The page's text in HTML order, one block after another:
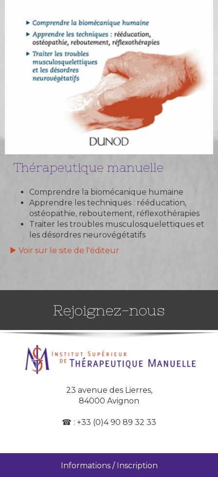
Thérapeutique manuelle
Comprendre la biomécanique humaine
Apprendre les techniques : rééducation,
ostéopathie, reboutement, réflexothérapies
Traiter les troubles musculosquelettiques et
les désordres neurovégétatifs
▶︎ Voir sur le site de l'éditeur
Rejoignez-nous
23 avenue des Lierres,
84000 Avignon
☎ : +33 (0)4 90 89 32 33
Informations / Inscription